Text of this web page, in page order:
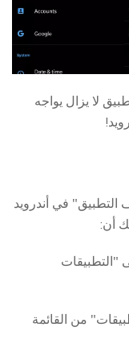
لا يزال يواجه
في أندرويد
أن:
"التطبيقات
من القائمة